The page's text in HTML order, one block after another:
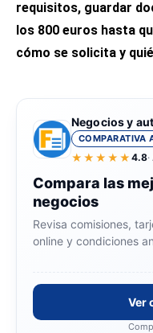
requisitos, guardar
los 800 euros hasta
cómo se solicita y
Negocios y
COMPARATIVA
★★★★★ 4.8
Compara las
negocios
Revisa comisiones,
online y condiciones
Ver